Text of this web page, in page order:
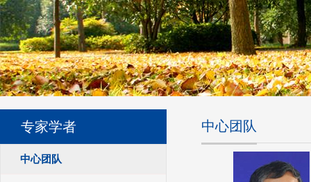
专家学者
中心团队
中心团队